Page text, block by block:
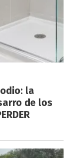
la
de los